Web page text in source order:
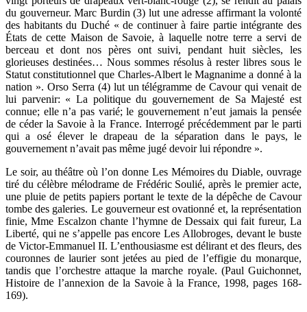
du gouverneur. Marc Burdin (3) lut une adresse affirmant la volonté
des habitants du Duché « de continuer à faire partie intégrante des
États de cette Maison de Savoie, à laquelle notre terre a servi de
berceau et dont nos pères ont suivi, pendant huit siècles, les
glorieuses destinées… Nous sommes résolus à rester libres sous le
Statut constitutionnel que Charles-Albert le Magnanime a donné à la
nation ». Orso Serra (4) lut un télégramme de Cavour qui venait de
lui parvenir: « La politique du gouvernement de Sa Majesté est
connue; elle n’a pas varié; le gouvernement n’eut jamais la pensée
de céder la Savoie à la France. Interrogé précédemment par le parti
qui a osé élever le drapeau de la séparation dans le pays, le
gouvernement n’avait pas même jugé devoir lui répondre ».
Le soir, au théâtre où l’on donne Les Mémoires du Diable, ouvrage
tiré du célèbre mélodrame de Frédéric Soulié, après le premier acte,
une pluie de petits papiers portant le texte de la dépêche de Cavour
tombe des galeries. Le gouverneur est ovationné et, la représentation
finie, Mme Escalzon chante l’hymne de Dessaix qui fait fureur, La
Liberté, qui ne s’appelle pas encore Les Allobroges, devant le buste
de Victor-Emmanuel II. L’enthousiasme est délirant et des fleurs, des
couronnes de laurier sont jetées au pied de l’effigie du monarque,
tandis que l’orchestre attaque la marche royale. (Paul Guichonnet,
Histoire de l’annexion de la Savoie à la France, 1998, pages 168-
169).